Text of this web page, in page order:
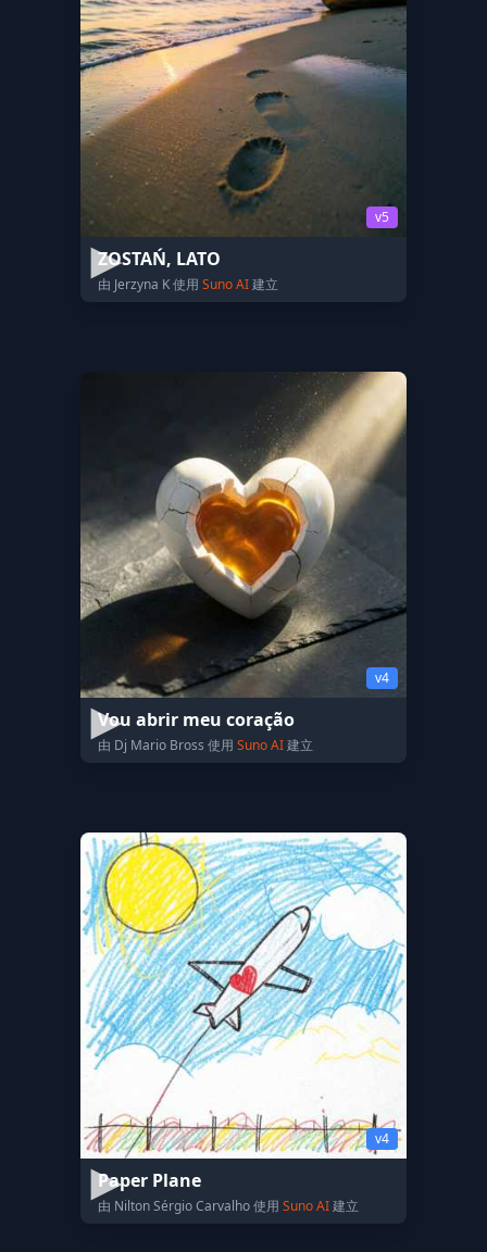
v5
ZOSTAŃ, LATO
由 Jerzyna K 使用 Suno AI建立
v4
Vou abrir meu coração
由 Dj Mario Bross 使用 Suno AI建立
v4
Paper Plane
由 Nilton Sérgio Carvalho 使用 Suno AI建立